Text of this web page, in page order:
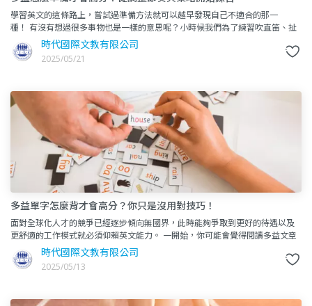
學習英文的這條路上，嘗試過準備方法就可以越早發現自己不適合的那一
種！ 有沒有想過很多事物也是一樣的意思呢？小時候我們為了練習吹直笛、扯
鈴、跳舞都是為了完完全全地吹好整首曲子、練成完美的一套招
時代國際文教有限公司
2025/05/21
多益單字怎麼背才會高分？你只是沒用對技巧！
面對全球化人才的競爭已經逐步傾向無國界，此時能夠爭取到更好的待遇以及
更舒適的工作模式就必須仰賴英文能力。 一開始，你可能會覺得閱讀多益文章
就像是一堆英文字母拼湊而成的，感到困惑。
時代國際文教有限公司
2025/05/13